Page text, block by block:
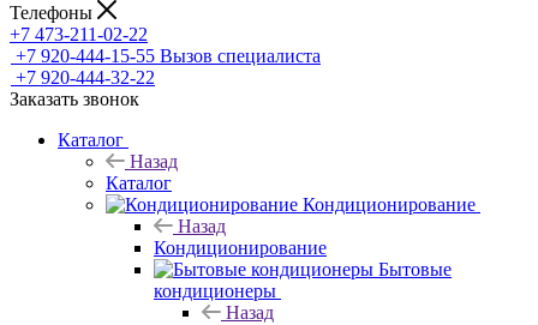
Телефоны
+7 473-211-02-22
+7 920-444-15-55 Вызов специалиста
+7 920-444-32-22
Заказать звонок
Каталог
Назад
Каталог
Кондиционирование
Назад
Кондиционирование
Бытовые
кондиционеры
Назад